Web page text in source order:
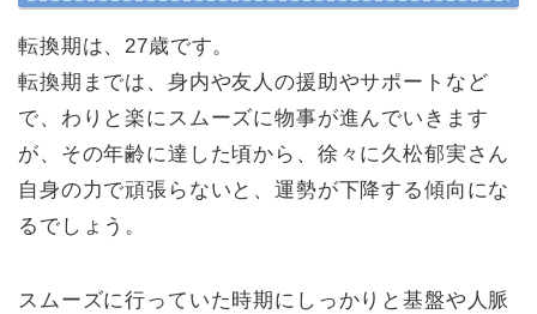
転換期は、27歳です。
転換期までは、身内や友人の援助やサポートなど
で、わりと楽にスムーズに物事が進んでいきます
が、その年齢に達した頃から、徐々に久松郁実さん
自身の力で頑張らないと、運勢が下降する傾向にな
るでしょう。
スムーズに行っていた時期にしっかりと基盤や人脈